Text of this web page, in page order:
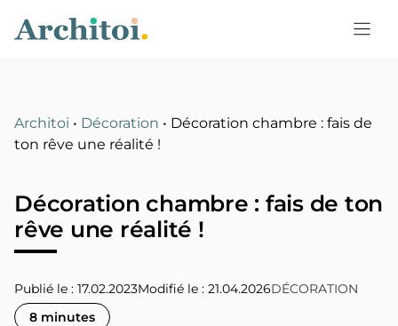
Architoi • Décoration • Décoration chambre : fais de
ton rêve une réalité !
Décoration chambre : fais de ton
rêve une réalité !
Publié le : 17.02.2023 21.04.2026DÉCORATION
8 minutes